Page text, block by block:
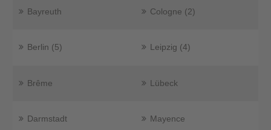
Bayreuth
Berlin (5)
Brême
Darmstadt
Cologne (2)
Leipzig (4)
Lübeck
Mayence